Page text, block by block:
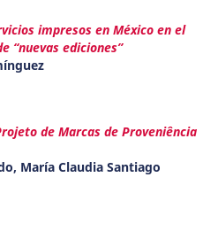
impresos en México en el
“nuevas ediciones”
de Marcas de Proveniência
María Claudia Santiago